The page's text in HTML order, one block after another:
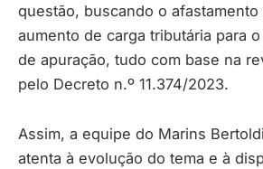
questão, buscando o
aumento de carga tributária para
de apuração, tudo com base na
pelo Decreto n.º 11.374/2023.
Assim, a equipe do Marins
atenta à evolução do tema e à